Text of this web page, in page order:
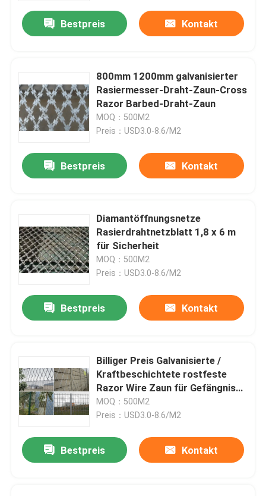
Bestpreis Kontakt
800mm 1200mm galvanisierter
Rasiermesser-Draht-Zaun-Cross
Razor Barbed-Draht-Zaun
MOQ：500M2
Preis：USD3.0-8.6/M2
Bestpreis Kontakt
Diamantöffnungsnetze
Rasierdrahtnetzblatt 1,8 x 6 m
für Sicherheit
MOQ：500M2
Preis：USD3.0-8.6/M2
Bestpreis Kontakt
Billiger Preis Galvanisierte /
Kraftbeschichtete rostfeste
Razor Wire Zaun für Gefängnis
Schule
MOQ：500M2
Preis：USD3.0-8.6/M2
Bestpreis Kontakt